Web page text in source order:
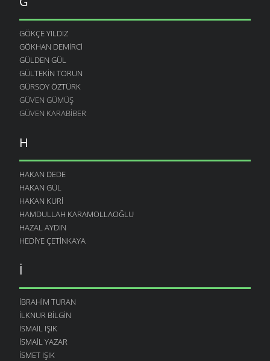
GÖKÇE YILDIZ
GÖKHAN DEMIRCI
GÜLDEN GÜL
GÜLTEKIN TORUN
GÜRSOY ÖZTÜRK
GÜVEN GÜMÜŞ
GÜVEN KARABIBER
H
HAKAN DEDE
HAKAN GÜL
HAKAN KURI
HAMDULLAH KARAMOLLAOĞLU
HAZAL AYDIN
HEDIYE ÇETINKAYA
I
İBRAHIM TURAN
İLKNUR BILGIN
İSMAIL IŞIK
ISMAIL YAZAR
ISMET IŞIK